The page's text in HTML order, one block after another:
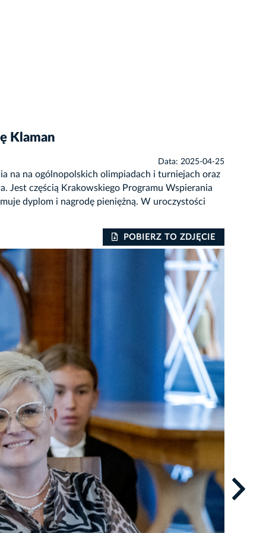
Klaman
Data: 2025-04-25
na na ogólnopolskich olimpiadach i turniejach oraz
Jest częścią Krakowskiego Programu Wspierania
dyplom i nagrodę pieniężną. W uroczystości
POBIERZ TO ZDJĘCIE